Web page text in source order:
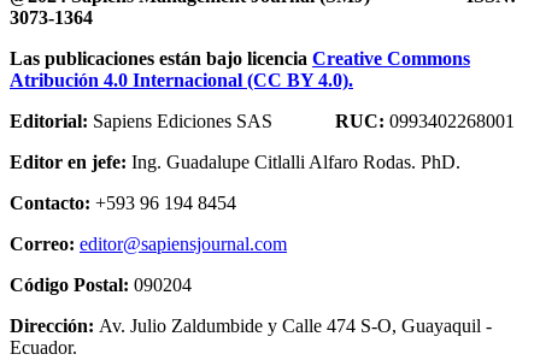
3073-1364
Las publicaciones están bajo licencia Creative Commons
Atribución 4.0 Internacional (CC BY 4.0).
Editorial: Sapiens Ediciones SAS RUC: 0993402268001
Editor en jefe: Ing. Guadalupe Citlalli Alfaro Rodas. PhD.
Contacto: +593 96 194 8454
Correo: editor@sapiensjournal.com
Código Postal: 090204
Dirección: Av. Julio Zaldumbide y Calle 474 S-O, Guayaquil -
Ecuador.